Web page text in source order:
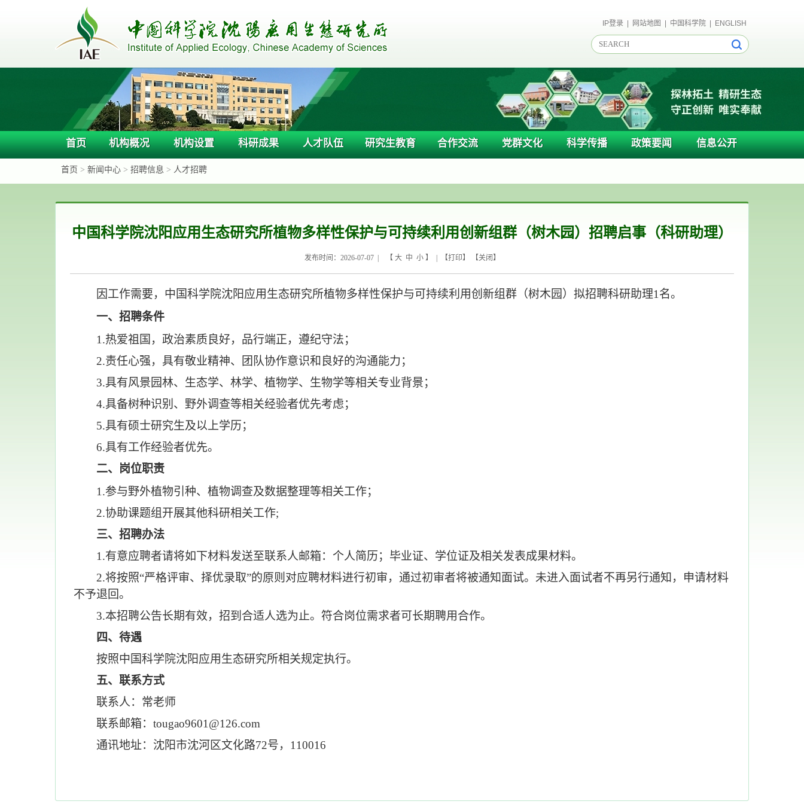
IP登录| 网站地图 中国科学院| ENGLISH
首页 机构概况 机构设置 科研成果 人才队伍 研究生教育 合作交流 党群文化 科学传播 政策要闻 信息公开
首页 > 新闻中心 > 招聘信息 > 人才招聘
中国科学院沈阳应用生态研究所植物多样性保护与可持续利用创新组群（树木园）招聘启事（科研助理）
发布时间：2026-07-07 | 【 大 中 小】 | 【打印】 【关闭 】
因工作需要，中国科学院沈阳应用生态研究所植物多样性保护与可持续利用创新组群（树木园）拟招聘科研助理1名。
一、 招聘条件
1 .热爱祖国，政治素质良好，品行端正，遵纪守法；
2.责任心强，具有敬业精神、团队协作意识和良好的沟通能力；
3.具有风景园林、生态学、林学、植物学、生物学等相关专业背景；
4.具备树种识别、野外调查等相关经验者优先考虑；
5.具有硕士研究生及以上学历 ；
6.具有工作经验者优先。
二、 岗位职责
1.参与野外植物引种、植物调查及数据整理等相关工作；
2.协助课题组开展其他科研相关工作;
三、招聘办法
1.有意应聘者请将如下材料发送至联系人邮箱：个人简历；毕业证、学位证及相关发表成果材料。
2.将按照“严格评审、择优录取”的原则对应聘材料进行初审，通过初审者将被通知面试。未进入面试者不再另行通知，申请材料
不予退回。
3.本招聘公告长期有效，招到合适人选为止。符合岗位需求者可长期聘用合作。
四、待遇
按照中国科学院沈阳应用生态研究所相关规定执行。
五、联系方式
联系人：常老师
联系邮箱： tougao9601@126.com
通讯地址：沈阳市沈河区文化路72号，110016